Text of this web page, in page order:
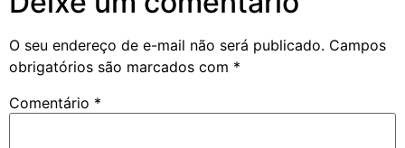
O seu endereço de e-mail não será publicado. Campos
obrigatórios são marcados com *
Comentário *